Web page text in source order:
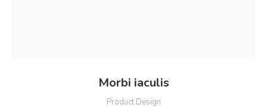
Morbi iaculis
Product Design